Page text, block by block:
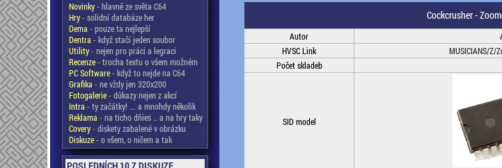
Novinky- hlavně ze světa C64
Hry- solidní databáze her
Dema - pouze ta nejlepší
Dentra - když stačí jeden soubor
Utility- nejen pro práci a legraci
Recenze- trocha textu o všem možném
PC Software- když to nejde na C64
Grafika - ne vždy jen 320x200
Fotogalerie- důkazy nejen z akcí
Intra - ty začátky! ... a mnohdy několik
Reklama - na ticho dňies .. a na hry taky
Covery- diskety zabalené v obrázku
Diskuze- o všem, o ničem a tak
Cockcrusher -
Autor
HVSC Link
MUSICIANS/Z/
Počet skladeb
SID model